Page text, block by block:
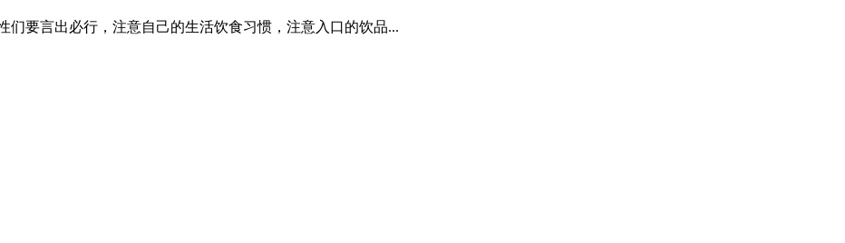
要言出必行，注意自己的生活饮食习惯，注意入口的饮品...